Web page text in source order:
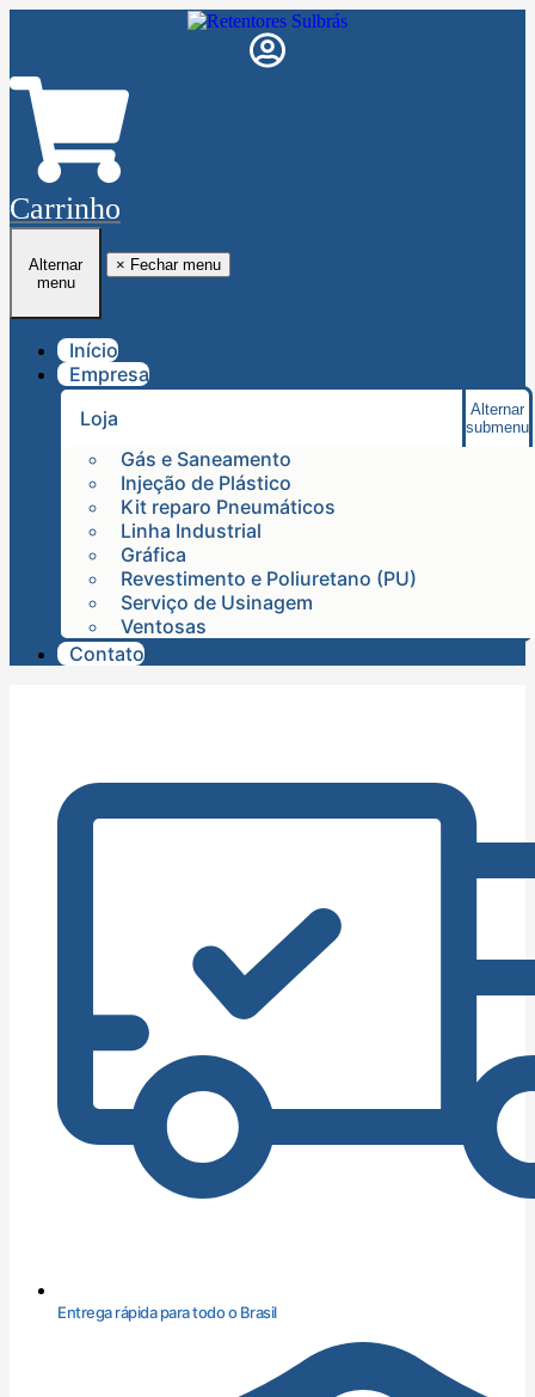
Carrinho
Alternar
menu
× Fechar menu
Início
Empresa
Loja
Alternar
submenu
Gás e Saneamento
Injeção de Plástico
Kit reparo Pneumáticos
Linha Industrial
Gráfica
Revestimento e Poliuretano (PU)
Serviço de Usinagem
Ventosas
Contato
Entrega rápida para todo o Brasil